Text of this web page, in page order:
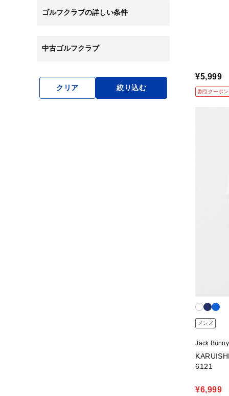
ゴルフクラブの詳しい条件
中古ゴルフクラブ
クリア 絞り込む
¥5,999
割引クーポン
メンズ
Jack
6121
¥6,999